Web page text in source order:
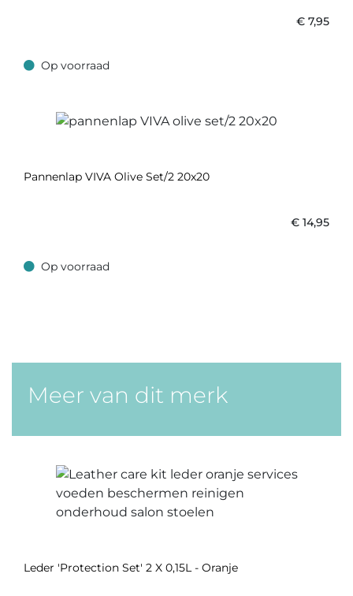
€ 7,95
Op voorraad
Op voorraad
Pannenlap VIVA Olive Set/2 20x20
€ 14,95
Op voorraad
Op voorraad
Meer van dit merk
Leder 'Protection Set' 2 X 0,15L - Oranje